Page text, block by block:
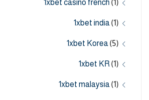
1xbet casino french (1)
1xbet india(1)
1xbet Korea(5)
1xbet KR(1)
1xbet malaysia(1)